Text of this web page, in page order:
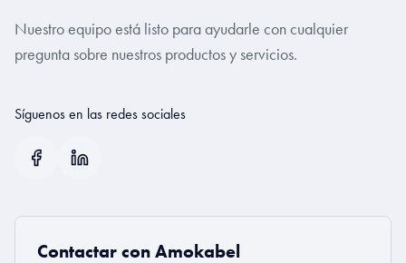
Nuestro equipo está listo para ayudarle con cualquier
pregunta sobre nuestros productos y servicios.
Síguenos en las redes sociales
Contactar con Amokabel